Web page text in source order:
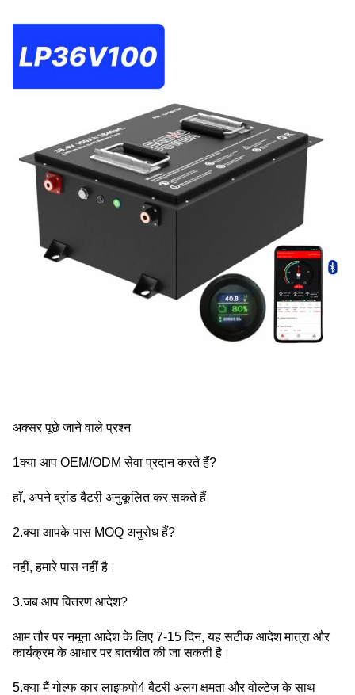
अक्सर पूछे जाने वाले प्रश्न
1क्या आप OEM/ODM सेवा प्रदान करते हैं?
हाँ, अपने ब्रांड बैटरी अनुकूलित कर सकते हैं
2.क्या आपके पास MOQ अनुरोध हैं?
नहीं, हमारे पास नहीं है।
3.जब आप वितरण आदेश?
आम तौर पर नमूना आदेश के लिए 7-15 दिन, यह सटीक आदेश मात्रा और
कार्यक्रम के आधार पर बातचीत की जा सकती है।
5.क्या मैं गोल्फ कार लाइफपो4 बैटरी अलग क्षमता और वोल्टेज के साथ